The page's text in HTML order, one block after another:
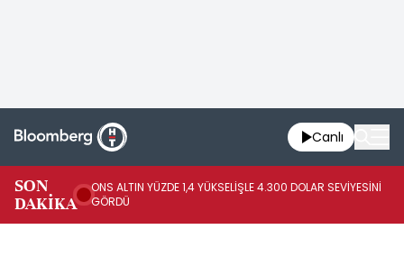
Canlı
SON
DAKİKA
ONS ALTIN YÜZDE 1,4 YÜKSELİŞLE 4.300 DOLAR SEVİYESİNİ
GÖRDÜ